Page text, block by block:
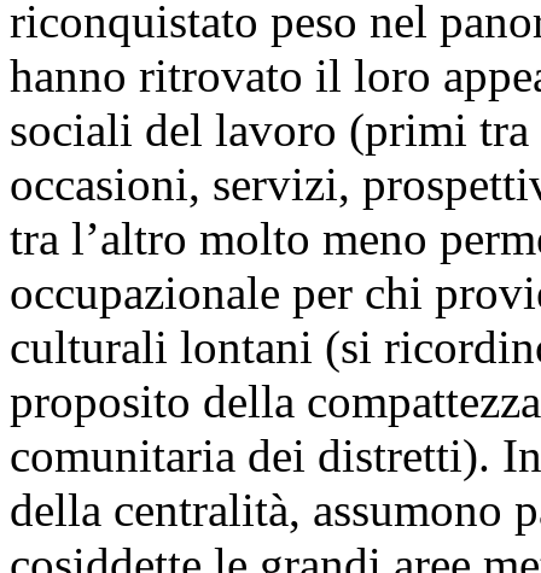
riconquistato peso nel
hanno ritrovato il loro
sociali del lavoro (primi
occasioni, servizi,
tra l’altro molto meno
occupazionale per chi
culturali lontani (si
proposito della
comunitaria dei distretti).
della centralità, assumono